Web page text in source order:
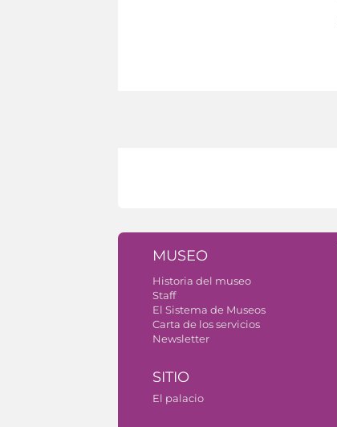
MUSEO
Historia del museo
Staff
El Sistema de Museos
Carta de los servicios
Newsletter
SITIO
El palacio